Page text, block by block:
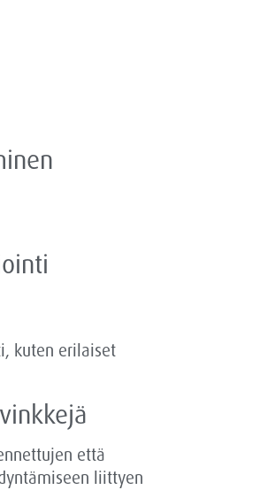
kuten erilaiset
että
liittyen